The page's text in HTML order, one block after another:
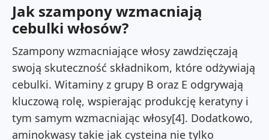
Jak szampony wzmacniają
cebulki włosów?
Szampony wzmacniające włosy zawdzięczają
swoją skuteczność składnikom, które odżywiają
cebulki. Witaminy z grupy B oraz E odgrywają
kluczową rolę, wspierając produkcję keratyny i
tym samym wzmacniając włosy[4]. Dodatkowo,
aminokwasy takie jak cysteina nie tylko